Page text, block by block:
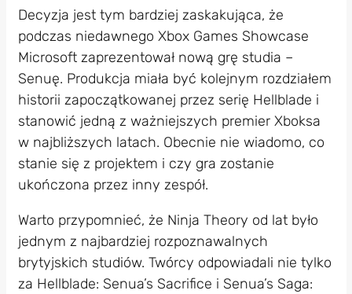
Decyzja jest tym bardziej zaskakująca, że
podczas niedawnego Xbox Games Showcase
Microsoft zaprezentował nową grę studia –
Senuę. Produkcja miała być kolejnym rozdziałem
historii zapoczątkowanej przez serię Hellblade i
stanowić jedną z ważniejszych premier Xboksa
w najbliższych latach. Obecnie nie wiadomo, co
stanie się z projektem i czy gra zostanie
ukończona przez inny zespół.
Warto przypomnieć, że Ninja Theory od lat było
jednym z najbardziej rozpoznawalnych
brytyjskich studiów. Twórcy odpowiadali nie tylko
za Hellblade: Senua’s Sacrifice i Senua’s Saga: